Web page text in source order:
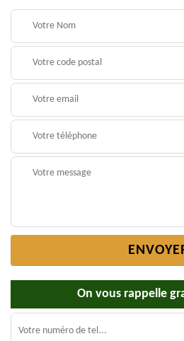
On vous rappelle